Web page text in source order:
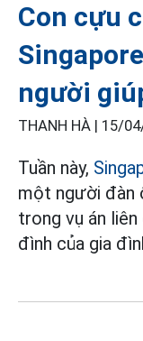
Con cựu
người
THANH HÀ | 15/
Tuần này,
một người đàn
trong vụ án
đình của gia